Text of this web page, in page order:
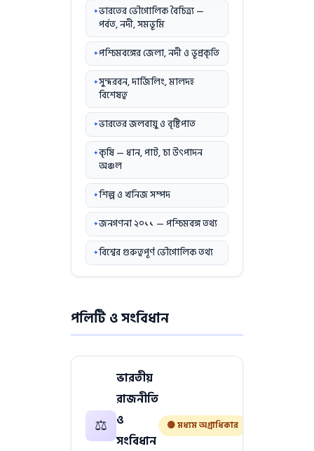
ভারতের ভৌগোলিক বৈচিত্র্য —
পর্বত, নদী, সমভূমি
পশ্চিমবঙ্গের জেলা, নদী ও ভূপ্রকৃতি
সুন্দরবন, দার্জিলিং, মালদহ
বিশেষত্ব
ভারতের জলবায়ু ও বৃষ্টিপাত
কৃষি — ধান, পাট, চা উৎপাদন
অঞ্চল
শিল্প ও খনিজ সম্পদ
জনগণনা ২০১১ — পশ্চিমবঙ্গ তথ্য
বিশ্বের গুরুত্বপূর্ণ ভৌগোলিক তথ্য
পলিটি ও সংবিধান
⚖️
ভারতীয়
রাজনীতি
ও
সংবিধান
🟡 মধ্যম অগ্রাধিকার